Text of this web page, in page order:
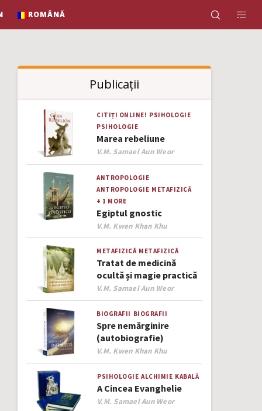
ROMÂNĂ
Publicații
CITIȚI ONLINE! PSIHOLOGIE
PSIHOLOGIE
Marea rebeliune
Author
V.M. Samael Aun Weor
ANTROPOLOGIE
ANTROPOLOGIE METAFIZICĂ
+ 1 MORE
Egiptul gnostic
Author
V.M. Kwen Khan Khu
METAFIZICĂ METAFIZICĂ
Tratat de medicină
ocultă și magie practică
Author
V.M. Samael Aun Weor
BIOGRAFII BIOGRAFII
Spre nemărginire
(autobiografie)
Author
V.M. Kwen Khan Khu
PSIHOLOGIE ALCHIMIE KABALĂ
A Cincea Evanghelie
Author
V.M. Samael Aun Weor